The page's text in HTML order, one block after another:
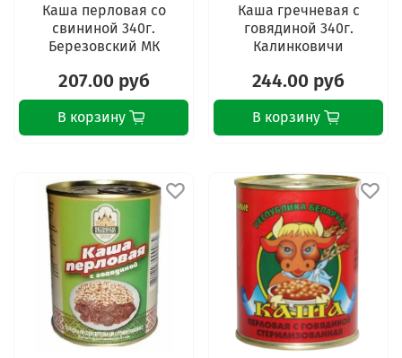
Каша перловая со
свининой 340г.
Березовский МК
207.00 руб
В корзину
Каша гречневая с
говядиной 340г.
Калинковичи
244.00 руб
В корзину